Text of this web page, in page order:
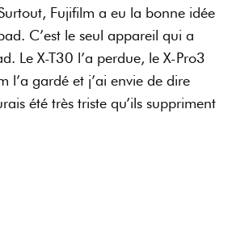
Fujifilm a eu la bonne idée
C’est le seul appareil qui a
Le X-T30 l’a perdue, le X-Pro3
l’a gardé et j’ai envie de dire
été très triste qu’ils suppriment